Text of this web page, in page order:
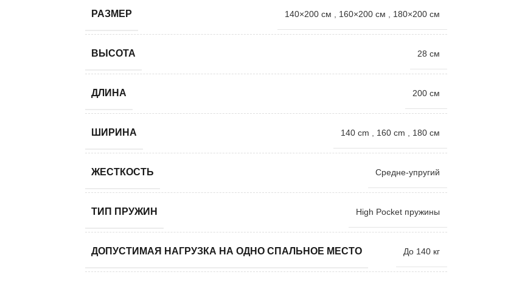
РАЗМЕР 140×200 см 160×200 см 180×200 см
ВЫСОТА 28 см
ДЛИНА 200 см
ШИРИНА 140 cm 160 cm 180 см
ЖЕСТКОСТЬ Средне-упругий
ТИП ПРУЖИН High Pocket пружины
ДОПУСТИМАЯ НАГРУЗКА НА ОДНО СПАЛЬНОЕ МЕСТО До 140 кг